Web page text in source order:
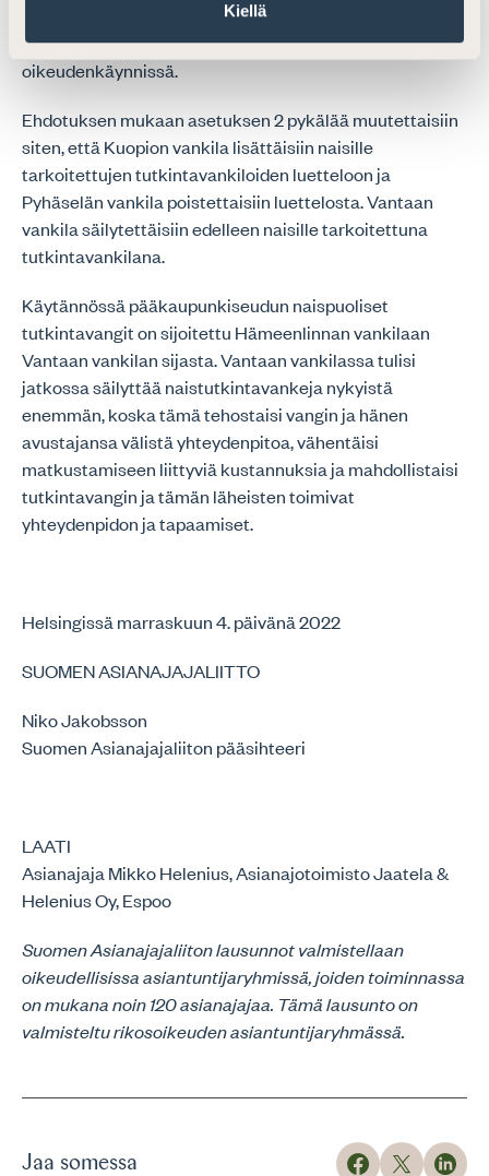
Kiellä
tutkintavangin halukkuudelle osallistua
henkilökohtaisesti asiansa käsittelyyn
oikeudenkäynnissä.
Ehdotuksen mukaan asetuksen 2 pykälää muutettaisiin
siten, että Kuopion vankila lisättäisiin naisille
tarkoitettujen tutkintavankiloiden luetteloon ja
Pyhäselän vankila poistettaisiin luettelosta. Vantaan
vankila säilytettäisiin edelleen naisille tarkoitettuna
tutkintavankilana.
Käytännössä pääkaupunkiseudun naispuoliset
tutkintavangit on sijoitettu Hämeenlinnan vankilaan
Vantaan vankilan sijasta. Vantaan vankilassa tulisi
jatkossa säilyttää naistutkintavankeja nykyistä
enemmän, koska tämä tehostaisi vangin ja hänen
avustajansa välistä yhteydenpitoa, vähentäisi
matkustamiseen liittyviä kustannuksia ja mahdollistaisi
tutkintavangin ja tämän läheisten toimivat
yhteydenpidon ja tapaamiset.
Helsingissä marraskuun 4. päivänä 2022
SUOMEN ASIANAJAJALIITTO
Niko Jakobsson
Suomen Asianajajaliiton pääsihteeri
LAATI
Asianajaja Mikko Helenius, Asianajotoimisto Jaatela &
Helenius Oy, Espoo
Suomen Asianajajaliiton lausunnot valmistellaan
oikeudellisissa asiantuntijaryhmissä, joiden toiminnassa
on mukana noin 120 asianajajaa. Tämä lausunto on
valmisteltu rikosoikeuden asiantuntijaryhmässä.
Jaa somessa